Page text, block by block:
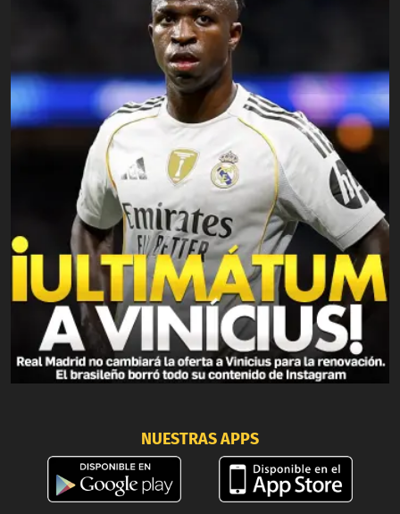
NUESTRAS APPS